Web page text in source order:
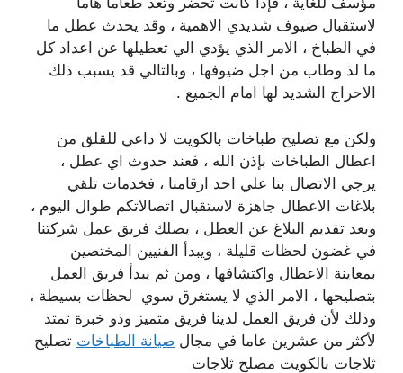
لاستقبال ضيوف شديدي الاهمية ، وقد يحدث عطل ما
في الطباخ ، الامر الذي يؤدي الي تعطيلها عن اعداد كل
ما لذ وطاب من اجل ضيوفها ، وبالتالي قد يسبب ذلك
الاحراج الشديد لها امام الجميع .
ولكن مع تصليح طباخات بالكويت لا داعي للقلق من
اعطال الطباخات بإذن الله ، فعند حدوث اي عطل ،
يرجي الاتصال بنا علي احد ارقامنا ، فخدمات تلقي
بلاغات الاعطال جاهزة لاستقبال اتصالاتكم طوال اليوم ،
وبعد تقديم البلاغ عن العطل ، يصلك فريق عمل شركتنا
في غضون لحظات قليلة ، ويبدأ الفنيين المختصين
بمعاينة الاعطال واكتشافها ، ومن ثم يبدأ فريق العمل
بتصليحها ، الامر الذي لا يستغرق سوي لحظات بسيطة ،
وذلك لأن فريق العمل لدينا فريق متميز وذو خبرة تمتد
لأكثر من عشرين عاما في مجال صيانة الطباخات تصليح
ثلاجات بالكويت مصلح ثلاجات